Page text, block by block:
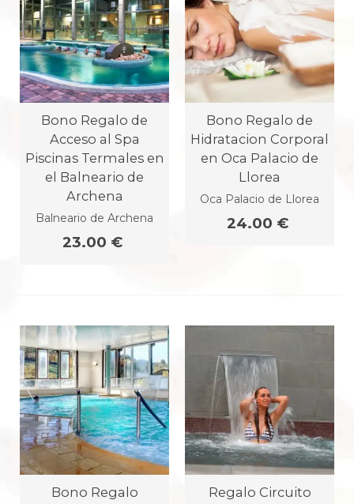
Bono Regalo de
Acceso al Spa
Piscinas Termales en
el Balneario de
Archena
Balneario de Archena
23.00 €
Bono Regalo de
Hidratacion Corporal
en Oca Palacio de
Llorea
Oca Palacio de Llorea
24.00 €
Bono Regalo
Regalo Circuito